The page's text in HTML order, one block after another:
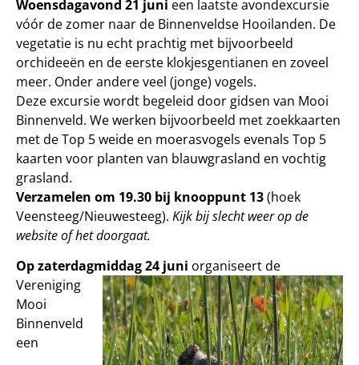
Woensdagavond 21 juni een laatste avondexcursie
vóór de zomer naar de Binnenveldse Hooilanden. De
vegetatie is nu echt prachtig met bijvoorbeeld
orchideeën en de eerste klokjesgentianen en zoveel
meer. Onder andere veel (jonge) vogels.
Deze excursie wordt begeleid door gidsen van Mooi
Binnenveld. We werken bijvoorbeeld met zoekkaarten
met de Top 5 weide en moerasvogels evenals Top 5
kaarten voor planten van blauwgrasland en vochtig
grasland.
Verzamelen om 19.30 bij knooppunt 13(hoek
Veensteeg/Nieuwesteeg). Kijk bij slecht weer op de
website of het doorgaat.
Op zaterdagmiddag 24 juni organiseert de
Vereniging
Mooi
Binnenveld
een